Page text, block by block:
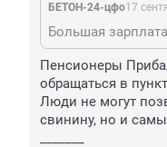
БЕТОН-24-цфо17
Пенсионеры
обращаться в
Люди не могут
свинину, но и